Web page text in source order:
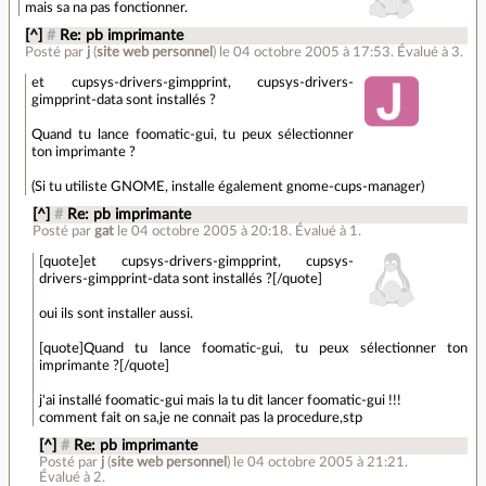
mais sa na pas fonctionner.
[^] # Re: pb imprimante
Posté par j (site web personnel ) le 04 octobre 2005 à 17:53. Évalué à 3.
et cupsys-drivers-gimpprint, cupsys-drivers-
gimpprint-data sont installés ?
Quand tu lance foomatic-gui, tu peux sélectionner
ton imprimante ?
(Si tu utiliste GNOME, installe également gnome-cups-manager)
[^] # Re: pb imprimante
Posté par gat le 04 octobre 2005 à 20:18. Évalué à 1 .
[quote]et cupsys-drivers-gimpprint, cupsys-
drivers-gimpprint-data sont installés ?[/quote]
oui ils sont installer aussi.
[quote]Quand tu lance foomatic-gui, tu peux sélectionner ton
imprimante ?[/quote]
j'ai installé foomatic-gui mais la tu dit lancer foomatic-gui !!!
comment fait on sa,je ne connait pas la procedure,stp
[^] # Re: pb imprimante
Posté par j (site web personnel ) le 04 octobre 2005 à 21:21 .
Évalué à 2.